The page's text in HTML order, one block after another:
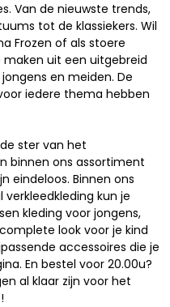
Van de nieuwste trends,
tot de klassiekers. Wil
Frozen of als stoere
maken uit een uitgebreid
en meiden. De
iedere thema hebben
ster van het
binnen ons assortiment
eindeloos. Binnen ons
kun je
kleding voor jongens,
look voor je kind
accessoires die je
En bestel voor 20.00u?
al klaar zijn voor het